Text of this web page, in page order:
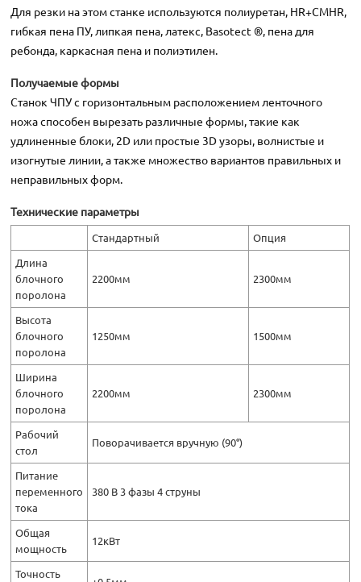
Для резки на этом станке используются полиуретан, HR+CMHR,
гибкая пена ПУ, липкая пена, латекс, Basotect ®, пена для
ребонда, каркасная пена и полиэтилен.
Получаемые формы
Станок ЧПУ с горизонтальным расположением ленточного
ножа способен вырезать различные формы, такие как
удлиненные блоки, 2D или простые 3D узоры, волнистые и
изогнутые линии, а также множество вариантов правильных и
неправильных форм.
Технические параметры
Стандартный Опция
Длина
блочного
поролона
2200мм 2300мм
Высота
блочного
поролона
1250мм 1500мм
Ширина
блочного
поролона
2200мм 2300мм
Рабочий
стол
Поворачивается вручную (90°)
Питание
переменного
тока
380 В 3 фазы 4 струны
Общая
мощность
12кВт
Точность